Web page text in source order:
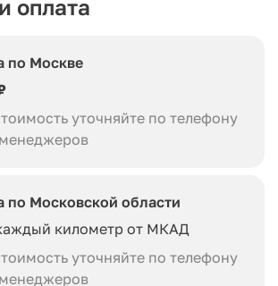
оплата
по Москве
уточняйте по телефону
по Московской области
километр от МКАД
уточняйте по телефону